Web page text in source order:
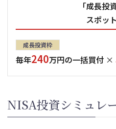
「成長投
スポッ
成長投資枠
毎年240万円の一括買付 ×
NISA投資シミュレ